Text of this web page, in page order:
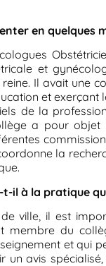
en quelques
et
Il avait une
et exerçant
de la
a pour
la
il à la pratique
ville, il est
membre du
et
avis